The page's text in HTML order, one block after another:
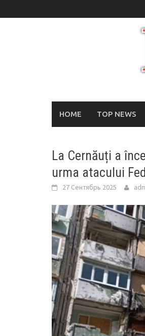
to
HOME TOP NEWS
La Cernăuți a
urma atacului
27 Сентябрь 2025